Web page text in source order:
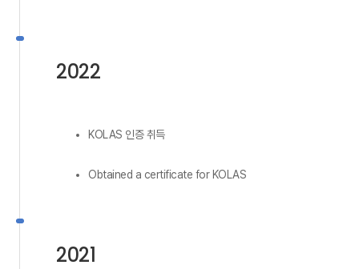
2022
KOLAS 인증 취득
Obtained a certificate for KOLAS
2021